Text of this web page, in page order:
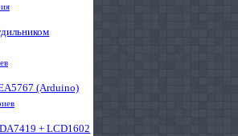
(Arduino)
+ LCD1602